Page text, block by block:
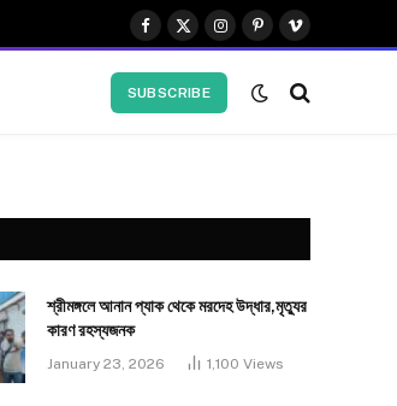
Facebook
X
Instagram
Pinterest
Vimeo
SUBSCRIBE
শ্রীমঙ্গলে আনান প্যাক থেকে মরদেহ উদ্ধার,মৃত্যুর
কারণ রহস্যজনক
January 23, 2026 1,100 Views